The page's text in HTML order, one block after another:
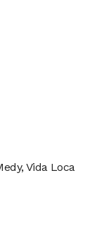
Vida Loca